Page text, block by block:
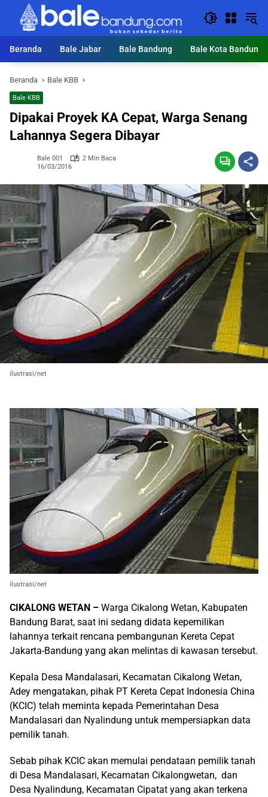
Langsung
konten
Beranda
Bale Jabar Bale Bandung Bale Kota Bandung
Beranda Bale KBB
Bale KBB
Dipakai Proyek KA Cepat, Warga Senang
Lahannya Segera Dibayar
Bale 001
2 Min Baca
16/03/2016
ilustrasi/net
ilustrasi/net
CIKALONG WETAN – Warga Cikalong Wetan, Kabupaten
Bandung Barat, saat ini sedang didata kepemilikan
lahannya terkait rencana pembangunan Kereta Cepat
Jakarta-Bandung yang akan melintas di kawasan tersebut.
Kepala Desa Mandalasari, Kecamatan Cikalong Wetan,
Adey mengatakan, pihak PT Kereta Cepat Indonesia China
(KCIC) telah meminta kepada Pemerintahan Desa
Mandalasari dan Nyalindung untuk mempersiapkan data
pemilik tanah.
Sebab pihak KCIC akan memulai pendataan pemilik tanah
di Desa Mandalasari, Kecamatan Cikalongwetan, dan
Desa Nyalindung, Kecamatan Cipatat yang akan terkena